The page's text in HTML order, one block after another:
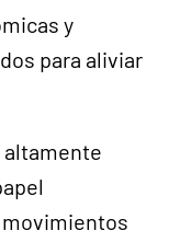
y
para aliviar
altamente